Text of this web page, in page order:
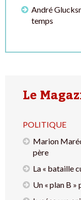
André
temps
Le
POLITIQUE
Marion
père
La « bataille
Un « plan B »